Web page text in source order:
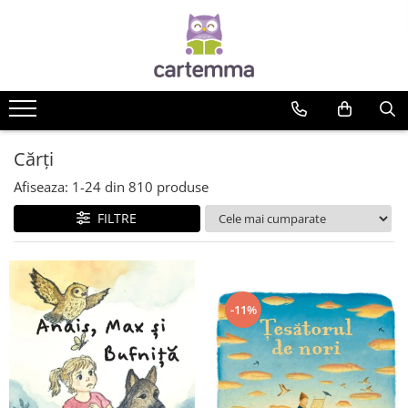
Tematică
Craciun
Activități
Atlase si enciclopedii
Carte de bucate
Călătorie
Educație
Educație financiară
Hobby si craft
Inteligenta emotionala
Limbi străine
Muzicale
Cărți
Afiseaza: 1-24 din 810 produse
FILTRE
-11%